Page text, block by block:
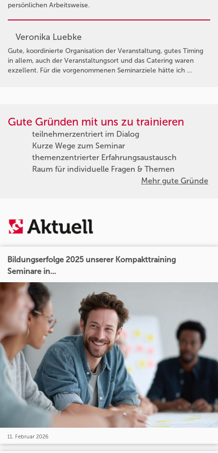
persönlichen Arbeitsweise.
Veronika Luebke
Gute, koordinierte Organisation der Veranstaltung, gutes Timing
in allem, auch der Veranstaltungsort und das Catering waren
exzellent. Für die vorgenommenen Seminarziele hätte ich …
Gute Gründen mit uns zu trainieren
teilnehmerzentriert im Dialog
Kurze Wege zum Seminar
themenzentrierter Erfahrungsaustausch
Raum für individuelle Fragen & Themen
Mehr gute Gründe
Bildungserfolge 2025 unserer Kompakttraining
Seminare in...
11. Februar 2026